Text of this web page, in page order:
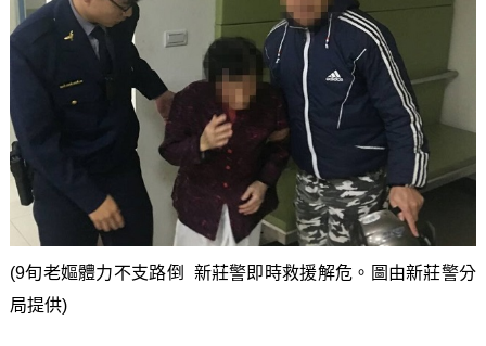
(9旬老嫗體力不支路倒 新莊警即時救援解危。圖由新莊警分
局提供)